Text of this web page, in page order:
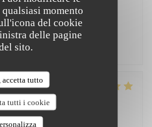
momento
del cookie
delle pagine
sito.
accetta tutto
tutti i cookie
Cucina: 4/5 Qualità / Prezzo
questa recensione
Cucina: 5/5